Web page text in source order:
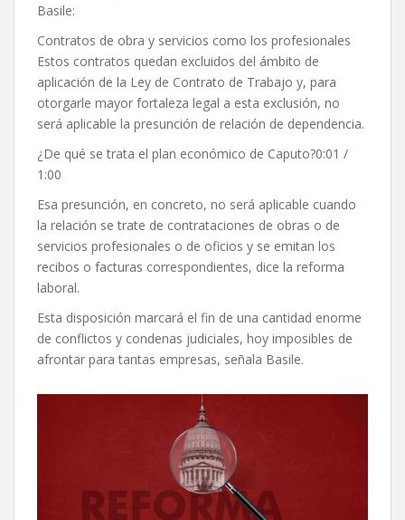
Basile:
Contratos de obra y servicios como los profesionales
Estos contratos quedan excluidos del ámbito de
aplicación de la Ley de Contrato de Trabajo y, para
otorgarle mayor fortaleza legal a esta exclusión, no
será aplicable la presunción de relación de dependencia.
¿De qué se trata el plan económico de Caputo?0:01 /
1:00
Esa presunción, en concreto, no será aplicable cuando
la relación se trate de contrataciones de obras o de
servicios profesionales o de oficios y se emitan los
recibos o facturas correspondientes, dice la reforma
laboral.
Esta disposición marcará el fin de una cantidad enorme
de conflictos y condenas judiciales, hoy imposibles de
afrontar para tantas empresas, señala Basile.